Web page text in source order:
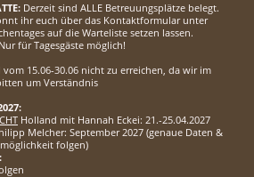
Derzeit sind ALLE Betreuungsplätze belegt.
ihr euch über das Kontaktformular unter
auf die Warteliste setzen lassen.
Nur für Tagesgäste möglich!
vom 15.06-30.06 nicht zu erreichen, da wir im
um Verständnis
Holland mit Hannah Eckei: 21.-25.04.2027
Melcher: September 2027 (genaue Daten &
folgen)